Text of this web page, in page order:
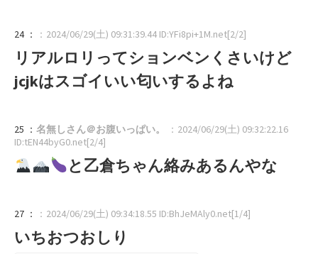
24 ： ：2024/06/29(土) 09:31:39.44 ID:YFi8pi+1M.net[2/2]
リアルロリってションベンくさいけど
jcjkはスゴイいい匂いするよね
25 ： 名無しさん＠お腹いっぱい。
：2024/06/29(土) 09:32:22.16
ID:tEN44byG0.net[2/4]
と乙倉ちゃん絡みあるんやな
27 ： ：2024/06/29(土) 09:34:18.55 ID:BhJeMAly0.net[1/4]
いちおつおしり